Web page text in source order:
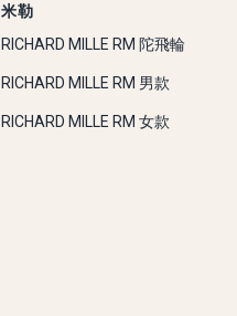
米勒
RICHARD MILLE RM 陀飛輪
RICHARD MILLE RM 男款
RICHARD MILLE RM 女款